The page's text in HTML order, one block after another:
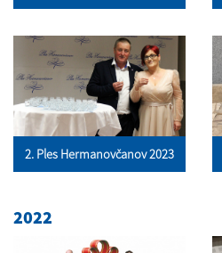
2. Ples Hermanovčanov 2023
2022